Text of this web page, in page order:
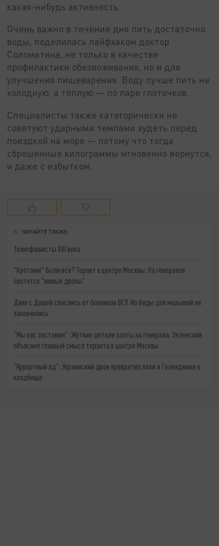
какая-нибудь активность.
Очень важно в течение дня пить достаточно
воды, поделилась лайфхаком доктор
Соломатина, не только в качестве
профилактики обезвоживания, но и для
улучшения пищеварения. Воду лучше пить не
холодную, а тёплую — по паре глоточков.
Специалисты также категорически не
советуют ударными темпами худеть перед
поездкой на море — потому что тогда
сброшенные килограммы мгновенно вернутся,
и даже с избытком.
ЧИТАЙТЕ ТАКЖЕ:
Технофашисты XXI века
"Кротами" были все? Теракт в центре Москвы: На генералов
охотятся "живые дроны"
Даня с Дашей спаслись от боевиков ВСУ. Но беды для малышей не
закончились
"Мы вас заставим": Жуткие детали охоты на генерала. Зеленский
объяснил главный смысл теракта в центре Москвы
"Курортный ад": Украинский дрон превратил пляж в Геленджике в
кладбище